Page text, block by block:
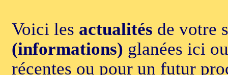
Voici les actualités de votre
(informations) glanées ici
récentes ou pour un futur